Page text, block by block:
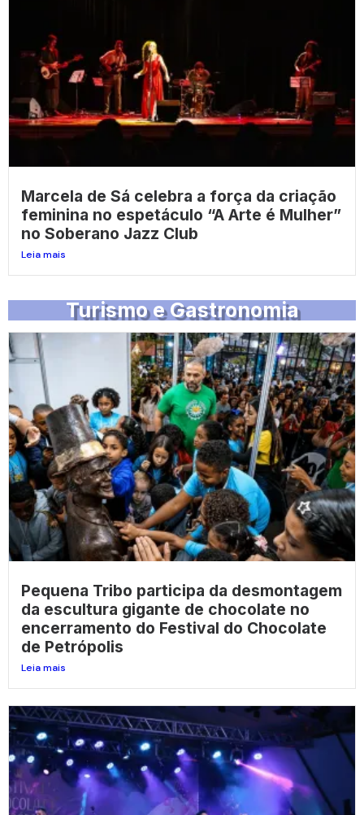
Marcela de Sá celebra a força da criação
feminina no espetáculo “A Arte é Mulher”
no Soberano Jazz Club
Leia mais
Turismo e Gastronomia
Pequena Tribo participa da desmontagem
da escultura gigante de chocolate no
encerramento do Festival do Chocolate
de Petrópolis
Leia mais